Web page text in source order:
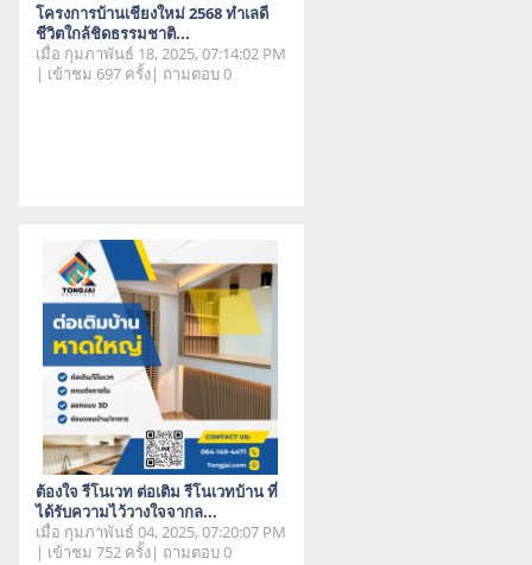
โครงการบ้านเชียงใหม่ 2568 ทำเลดี
ชีวิตใกล้ชิดธรรมชาติ...
เมื่อ กุมภาพันธ์ 18, 2025, 07:14:02 PM
| เข้าชม 697 ครั้ง| ถามตอบ 0
ต้องใจ รีโนเวท ต่อเติม รีโนเวทบ้าน ที่
ได้รับความไว้วางใจจากล...
เมื่อ กุมภาพันธ์ 04, 2025, 07:20:07 PM
| เข้าชม 752 ครั้ง| ถามตอบ 0